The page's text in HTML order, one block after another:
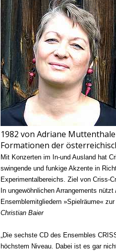
1982 von Adriane
Formationen der
Mit Konzerten im In-und Ausland hat
swingende und funkige Akzente in
Experimentalbereichs. Ziel von Criss-
In ungewöhnlichen Arrangements
Ensemblemitgliedern »Spielräume«
Christian Baier
„Die sechste CD des Ensembles
höchstem Niveau. Dabei ist es gar